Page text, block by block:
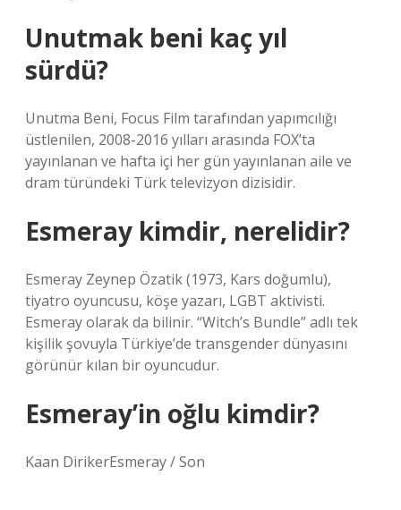
Unutmak beni kaç yıl
sürdü?
Unutma Beni, Focus Film tarafından yapımcılığı
üstlenilen, 2008-2016 yılları arasında FOX’ta
yayınlanan ve hafta içi her gün yayınlanan aile ve
dram türündeki Türk televizyon dizisidir.
Esmeray kimdir, nerelidir?
Esmeray Zeynep Özatik (1973, Kars doğumlu),
tiyatro oyuncusu, köşe yazarı, LGBT aktivisti.
Esmeray olarak da bilinir. “Witch’s Bundle” adlı tek
kişilik şovuyla Türkiye’de transgender dünyasını
görünür kılan bir oyuncudur.
Esmeray’in oğlu kimdir?
Kaan DirikerEsmeray / Son